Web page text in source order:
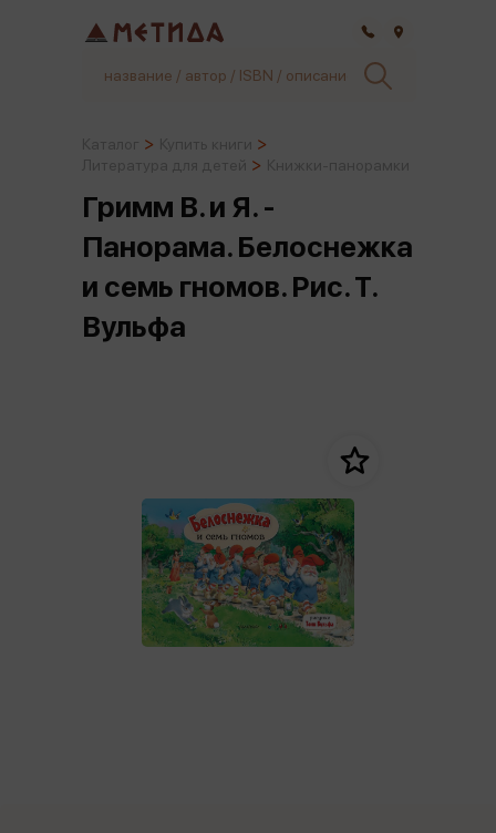
Гримм В. и Я. -
Панорама. Белоснежка
и семь гномов. Рис. Т.
Вульфа